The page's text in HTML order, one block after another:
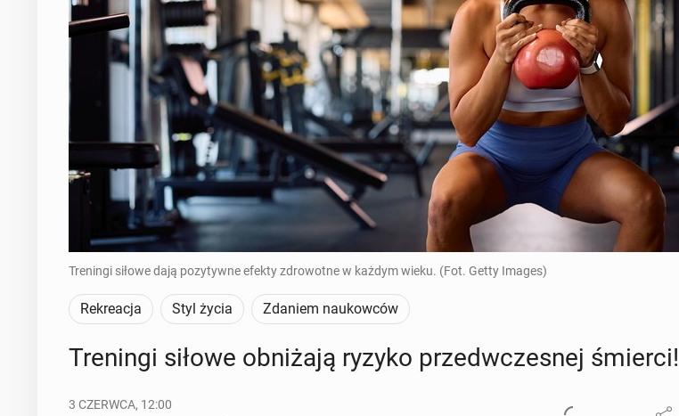
Treningi siłowe dają pozytywne efekty zdrowotne w każdym wieku. (Fot. Getty Images)
Rekreacja Styl życia Zdaniem naukowców
Tre­nin­gi siłowe ob­ni­ża­ją ryzyko przed­wcze­snej śmierci!
3 CZERWCA, 12:00